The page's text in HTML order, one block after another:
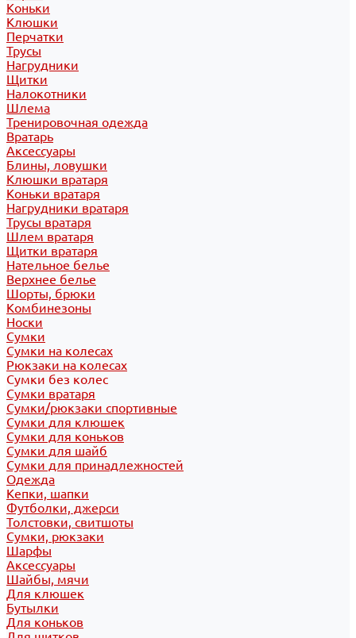
Коньки
Клюшки
Перчатки
Трусы
Нагрудники
Щитки
Налокотники
Шлема
Тренировочная одежда
Вратарь
Аксессуары
Блины, ловушки
Клюшки вратаря
Коньки вратаря
Нагрудники вратаря
Трусы вратаря
Шлем вратаря
Щитки вратаря
Нательное белье
Верхнее белье
Шорты, брюки
Комбинезоны
Носки
Сумки
Сумки на колесах
Рюкзаки на колесах
Сумки без колес
Сумки вратаря
Сумки/рюкзаки спортивные
Сумки для клюшек
Сумки для коньков
Сумки для шайб
Сумки для принадлежностей
Одежда
Кепки, шапки
Футболки, джерси
Толстовки, свитшоты
Сумки, рюкзаки
Шарфы
Аксессуары
Шайбы, мячи
Для клюшек
Бутылки
Для коньков